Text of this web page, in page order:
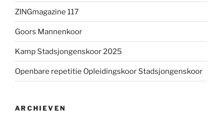
ZINGmagazine 117
Goors Mannenkoor
Kamp Stadsjongenskoor 2025
Openbare repetitie Opleidingskoor Stadsjongenskoor
ARCHIEVEN